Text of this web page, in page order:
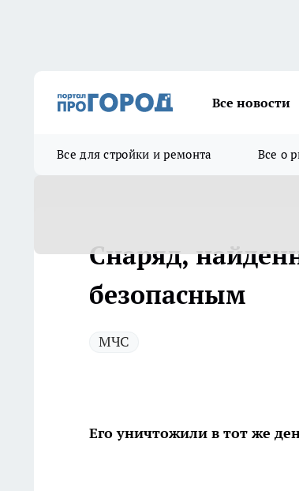
Все новости
Все для стройки и ремонта Все о
Снаряд,
безопасным
МЧС
Его уничтожили в тот же